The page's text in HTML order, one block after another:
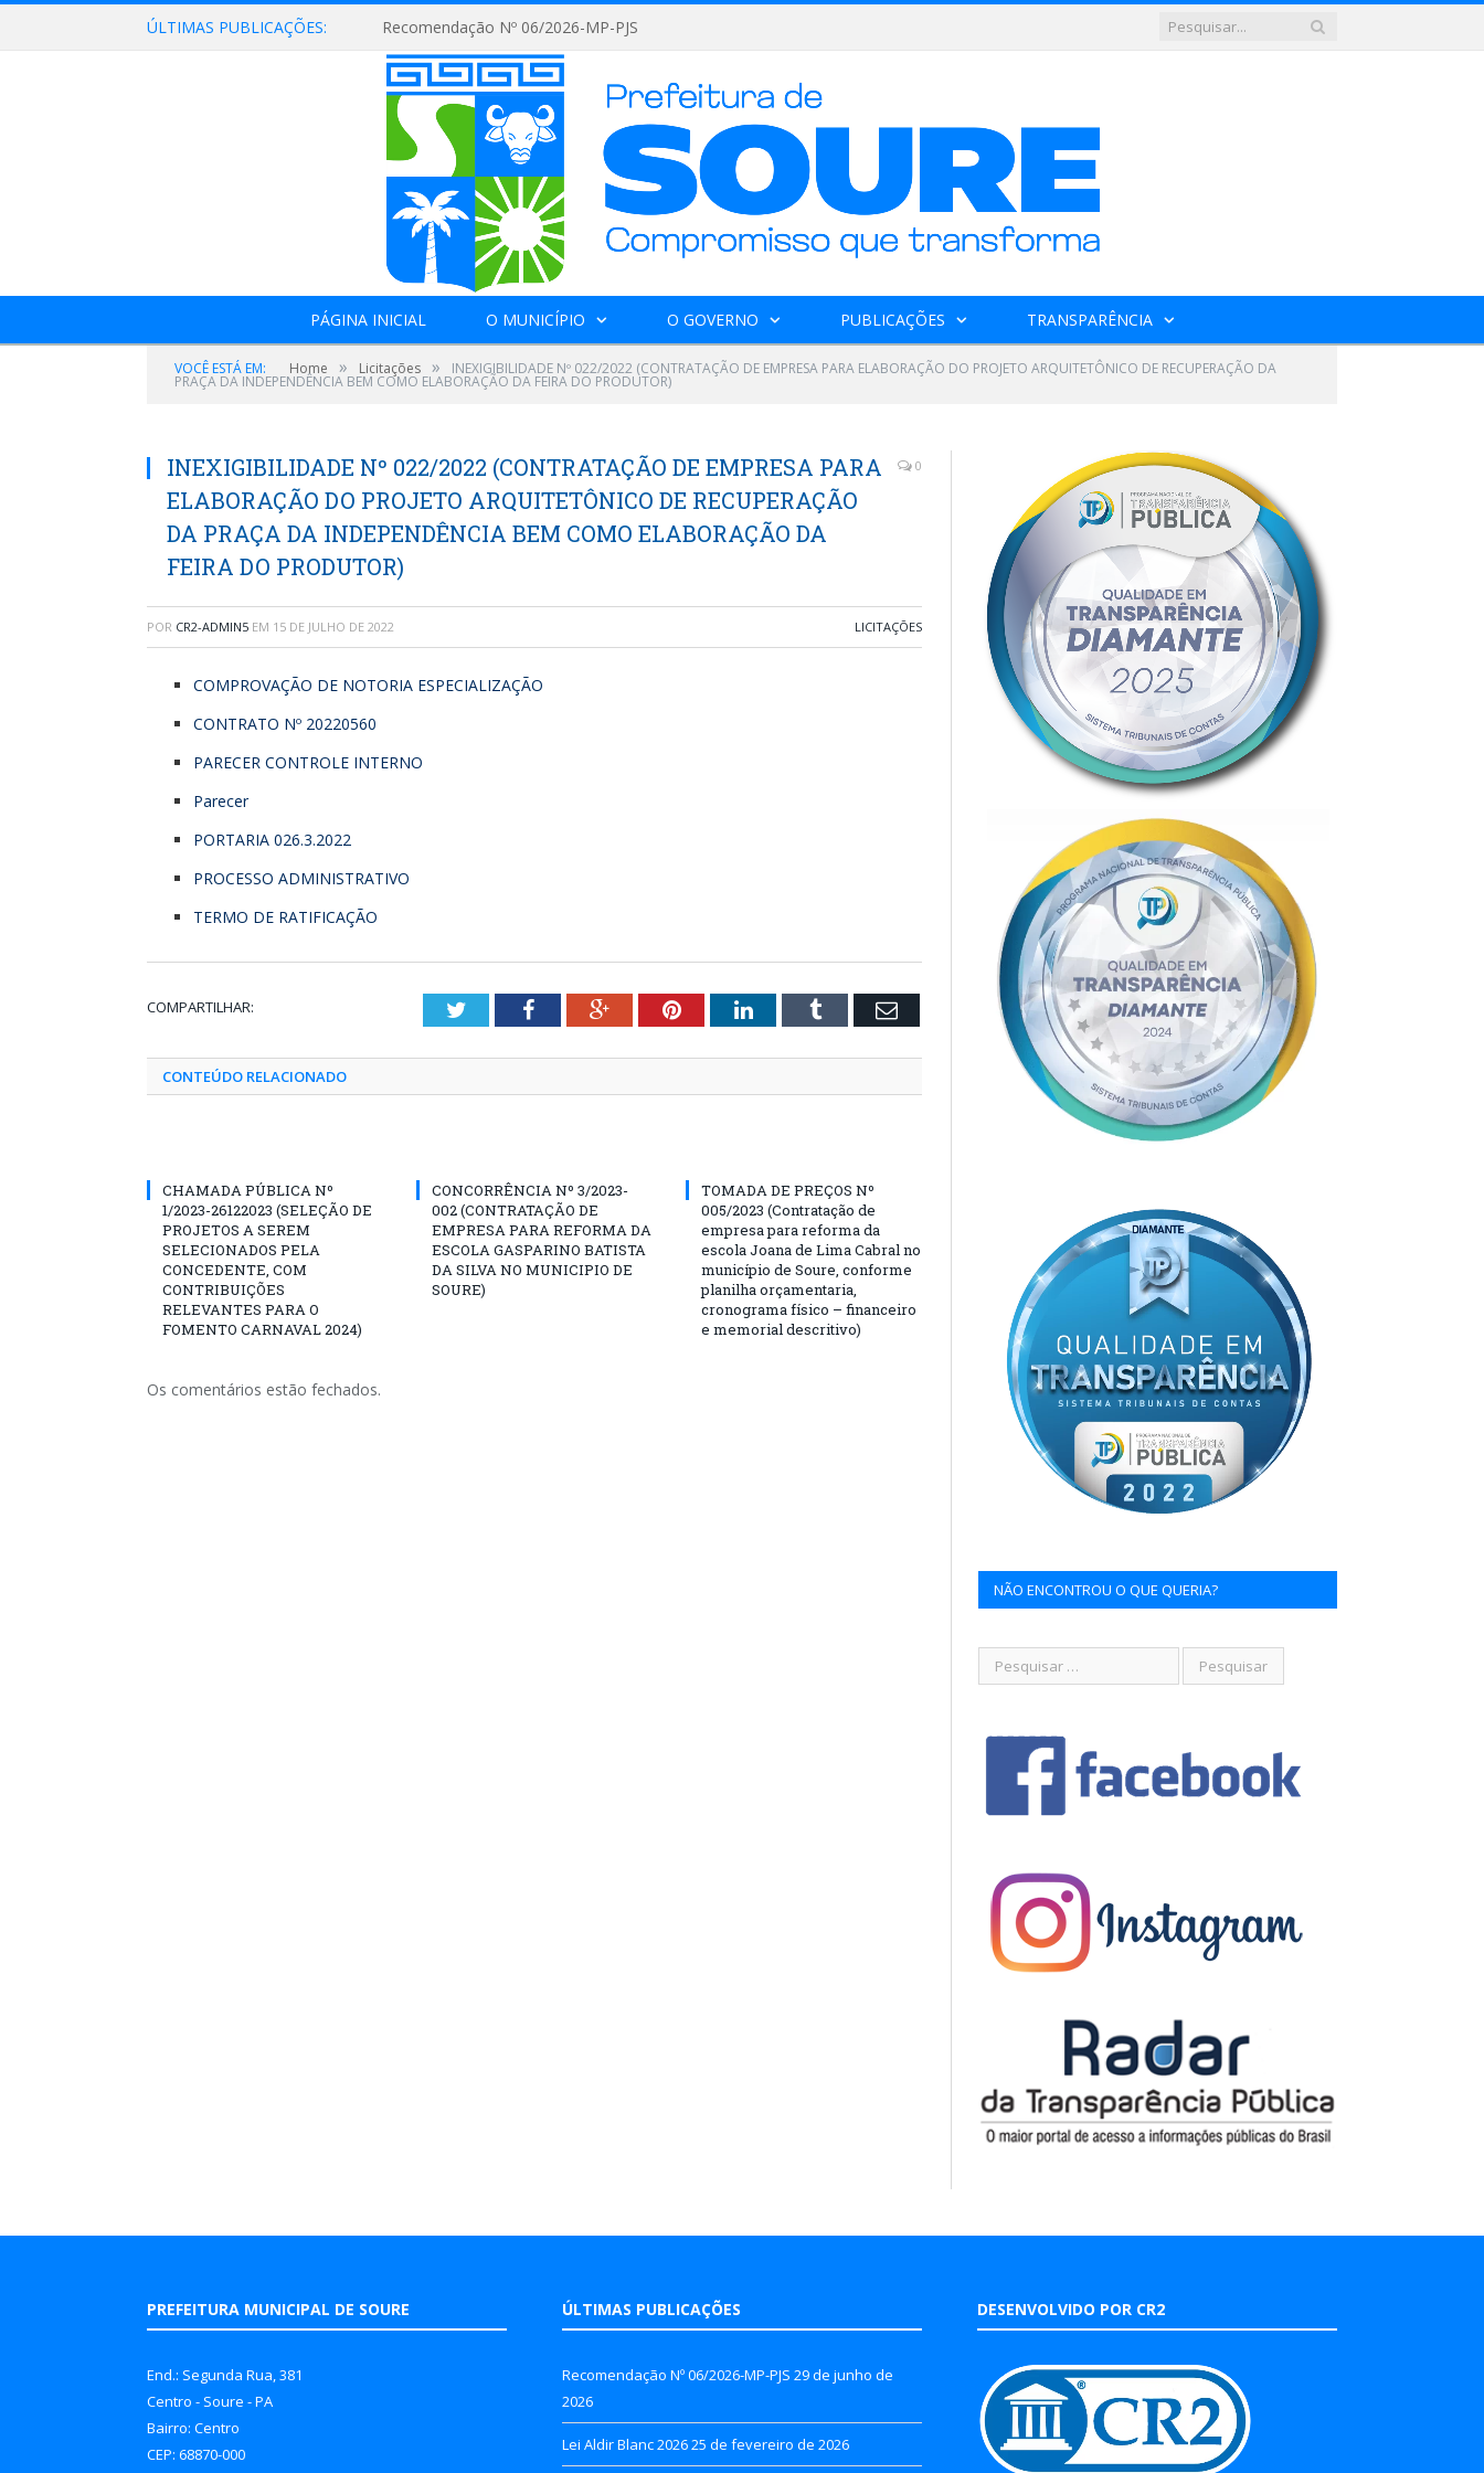
ÚLTIMAS PUBLICAÇÕES: Recomendação Nº 06/2026-MP-PJS
PÁGINA INICIAL O MUNICÍPIO O GOVERNO PUBLICAÇÕES TRANSPARÊNCIA
VOCÊ ESTÁ EM: Home » Licitações » INEXIGIBILIDADE Nº 022/2022 (CONTRATAÇÃO DE EMPRESA PARA ELABORAÇÃO DO PROJETO ARQUITETÔNICO DE RECUPERAÇÃO DA
PRAÇA DA INDEPENDÊNCIA BEM COMO ELABORAÇÃO DA FEIRA DO PRODUTOR)
INEXIGIBILIDADE Nº 022/2022 (CONTRATAÇÃO DE EMPRESA PARA
ELABORAÇÃO DO PROJETO ARQUITETÔNICO DE RECUPERAÇÃO
DA PRAÇA DA INDEPENDÊNCIA BEM COMO ELABORAÇÃO DA
FEIRA DO PRODUTOR)
0
POR CR2-ADMIN5 EM 15 DE JULHO DE 2022 LICITAÇÕES
COMPROVAÇÃO DE NOTORIA ESPECIALIZAÇÃO
CONTRATO Nº 20220560
PARECER CONTROLE INTERNO
Parecer
PORTARIA 026.3.2022
PROCESSO ADMINISTRATIVO
TERMO DE RATIFICAÇÃO
COMPARTILHAR: TwitterFacebookGoogle+PinterestLinkedInTumblr Email
CONTEÚDO RELACIONADO
CHAMADA PÚBLICA Nº
1/2023-26122023 (SELEÇÃO DE
PROJETOS A SEREM
SELECIONADOS PELA
CONCEDENTE, COM
CONTRIBUIÇÕES
RELEVANTES PARA O
FOMENTO CARNAVAL 2024)
CONCORRÊNCIA Nº 3/2023-
002 (CONTRATAÇÃO DE
EMPRESA PARA REFORMA DA
ESCOLA GASPARINO BATISTA
DA SILVA NO MUNICIPIO DE
SOURE)
TOMADA DE PREÇOS Nº
005/2023 (Contratação de
empresa para reforma da
escola Joana de Lima Cabral no
município de Soure, conforme
planilha orçamentaria,
cronograma físico – financeiro
e memorial descritivo)
Os comentários estão fechados.
NÃO ENCONTROU O QUE QUERIA?
PREFEITURA MUNICIPAL DE SOURE
End.: Segunda Rua, 381
Centro - Soure - PA
Bairro: Centro
CEP: 68870-000
ÚLTIMAS PUBLICAÇÕES
Recomendação Nº 06/2026-MP-PJS 29 de junho de
2026
Lei Aldir Blanc 202625 de fevereiro de 2026
DESENVOLVIDO POR CR2